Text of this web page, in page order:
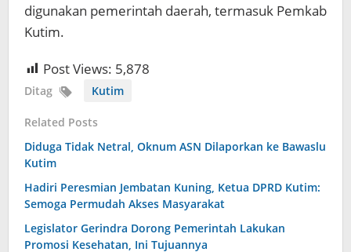
digunakan pemerintah daerah, termasuk Pemkab
Kutim.
Post Views: 5,878
Ditag Kutim
Related Posts
Diduga Tidak Netral, Oknum ASN Dilaporkan ke Bawaslu
Kutim
Hadiri Peresmian Jembatan Kuning, Ketua DPRD Kutim:
Semoga Permudah Akses Masyarakat
Legislator Gerindra Dorong Pemerintah Lakukan
Promosi Kesehatan, Ini Tujuannya